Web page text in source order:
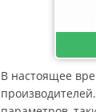
В настоящее